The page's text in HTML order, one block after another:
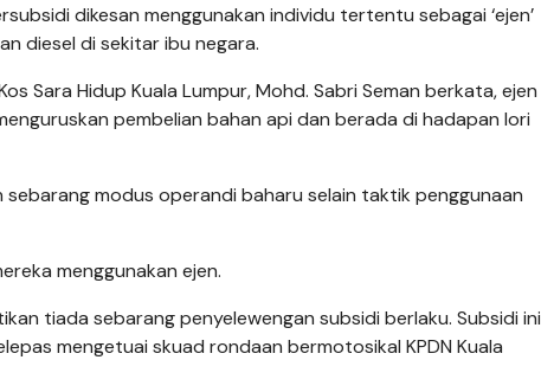
dikesan menggunakan individu tertentu sebagai ‘ejen’
diesel di sekitar ibu negara.
Sara Hidup Kuala Lumpur, Mohd. Sabri Seman berkata, ejen
pembelian bahan api dan berada di hadapan lori
modus operandi baharu selain taktik penggunaan
menggunakan ejen.
tiada sebarang penyelewengan subsidi berlaku. Subsidi ini
mengetuai skuad rondaan bermotosikal KPDN Kuala